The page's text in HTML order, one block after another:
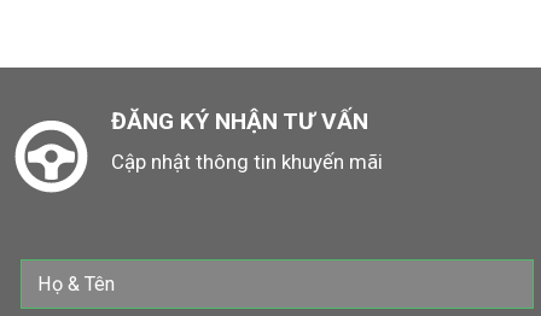
ĐĂNG KÝ NHẬN TƯ VẤN
Cập nhật thông tin khuyến mãi